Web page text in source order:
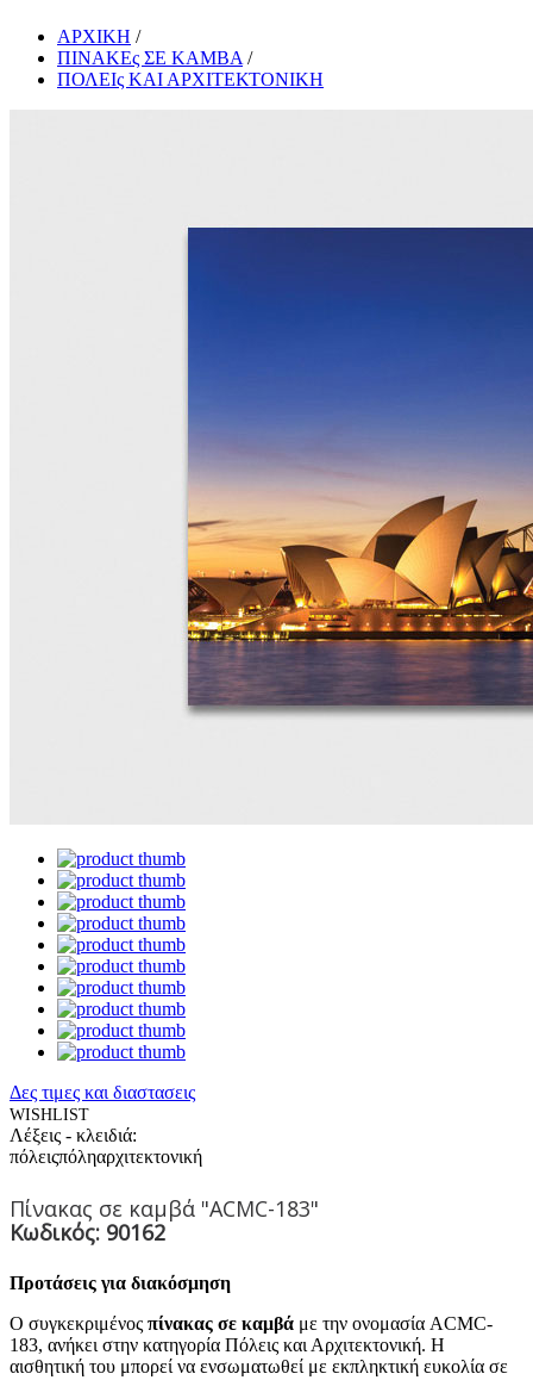
ΑΡΧΙΚΗ /
ΠΙΝΑΚΕς ΣΕ ΚΑΜΒΑ /
ΠΟΛΕΙς ΚΑΙ ΑΡΧΙΤΕΚΤΟΝΙΚΗ
Δες τιμες και διαστασεις
WISHLIST
Λέξεις - κλειδιά:
πόλειςπόληαρχιτεκτονική
Πίνακας σε καμβά "ACMC-183"
Κωδικός: 90162
Προτάσεις για διακόσμηση
Ο συγκεκριμένος πίνακας σε καμβά με την ονομασία ACMC-
183, ανήκει στην κατηγορία Πόλεις και Αρχιτεκτονική. Η
αισθητική του μπορεί να ενσωματωθεί με εκπληκτική ευκολία σε